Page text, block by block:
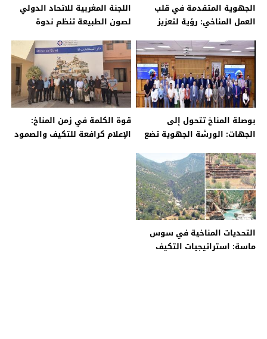
الجهوية المتقدمة في قلب
العمل المناخي: رؤية لتعزيز
اللجنة المغربية للاتحاد الدولي
لصون الطبيعة تنظم ندوة
بوصلة المناخ تتحول إلى
الجهات: الورشة الجهوية تضع
قوة الكلمة في زمن المناخ:
الإعلام كرافعة للتكيف والصمود
التحديات المناخية في سوس
ماسة: استراتيجيات التكيف